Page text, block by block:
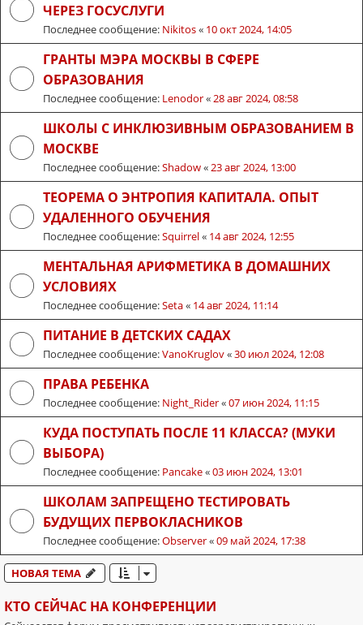
ЧЕРЕЗ ГОСУСЛУГИ
Последнее сообщение: Nikitos« 10 окт 2024, 14:05
ГРАНТЫ МЭРА МОСКВЫ В СФЕРЕ
ОБРАЗОВАНИЯ
Последнее сообщение: Lenodor« 28 авг 2024, 08:58
ШКОЛЫ С ИНКЛЮЗИВНЫМ ОБРАЗОВАНИЕМ В
МОСКВЕ
Последнее сообщение:Shadow« 23 авг 2024, 13:00
ТЕОРЕМА О ЭНТРОПИЯ КАПИТАЛА. ОПЫТ
УДАЛЕННОГО ОБУЧЕНИЯ
Последнее сообщение:Squirrel« 14 авг 2024, 12:55
МЕНТАЛЬНАЯ АРИФМЕТИКА В ДОМАШНИХ
УСЛОВИЯХ
Последнее сообщение:Seta« 14 авг 2024, 11:14
ПИТАНИЕ В ДЕТСКИХ САДАХ
Последнее сообщение:VanoKruglov«30 июл 2024, 12:08
ПРАВА РЕБЕНКА
Последнее сообщение: Night_Rider«07 июн 2024, 11:15
КУДА ПОСТУПАТЬ ПОСЛЕ 11 КЛАССА? (МУКИ
ВЫБОРА)
Последнее сообщение: Pancake«03 июн 2024, 13:01
ШКОЛАМ ЗАПРЕЩЕНО ТЕСТИРОВАТЬ
БУДУЩИХ ПЕРВОКЛАСНИКОВ
Последнее сообщение:Observer«09 май 2024, 17:38
НОВАЯ ТЕМА
КТО СЕЙЧАС НА КОНФЕРЕНЦИИ